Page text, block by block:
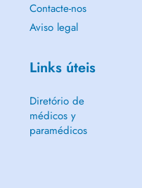
Contacte-nos
Aviso legal
Links úteis
Diretório de
médicos y
paramédicos